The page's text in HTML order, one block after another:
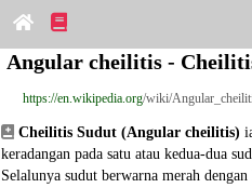
Angular cheilitis -
https://en.wikipedia.org/wiki/
Cheilitis Sudut (Angular cheilitis)
keradangan pada satu atau kedua‑dua
Selalunya sudut berwarna merah dengan